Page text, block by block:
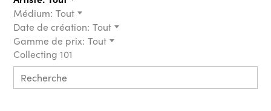
Médium: Tout
Date de création: Tout
Gamme de prix: Tout
Collecting 101